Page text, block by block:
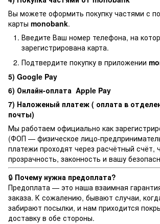
Вы можете оформить покупку частями с
карты monobank.
Введите Ваш номер телефона, на
зарегистрирована карта.
Подтвердите покупку в приложении
5) Google Pay
6) Онлайн-оплата Apple Pay
7) Наложеный платеж ( оплата в
почты)
Мы работаем официально как
(ФОП — физическое лицо-
платежи проходят через расчётный счёт,
прозрачность, законность и вашу
🔒 Почему нужна предоплата?
Предоплата — это наша взаимная
заказа. К сожалению, бывают случаи,
забирают посылки, и нам приходится
доставку в обе стороны.